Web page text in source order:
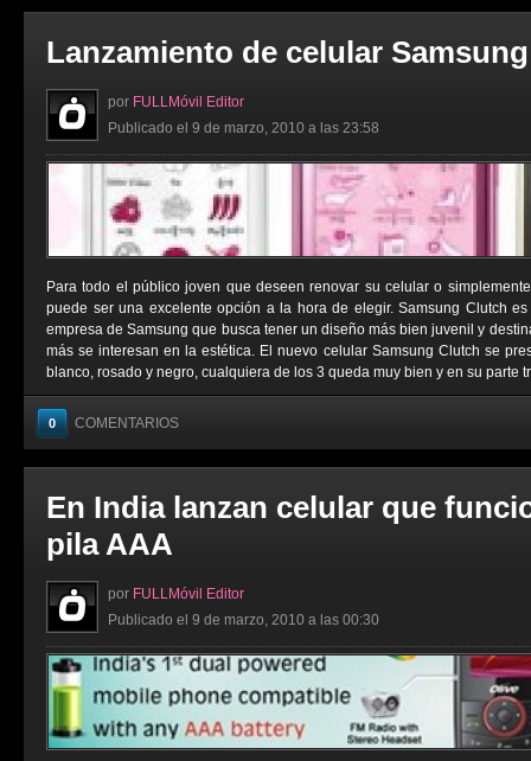
Lanzamiento de celular
por FULLMóvil Editor
Publicado el 9 de marzo, 2010 a las 23:58
Para todo el público joven que deseen renovar su celular o
puede ser una excelente opción a la hora de elegir. Samsung Clutch
empresa de Samsung que busca tener un diseño más bien juvenil y
más se interesan en la estética. El nuevo celular Samsung Clutch se
blanco, rosado y negro, cualquiera de los 3 queda muy bien y en su parte
0 COMENTARIOS
En India lanzan celular que
pila AAA
por FULLMóvil Editor
Publicado el 9 de marzo, 2010 a las 00:30